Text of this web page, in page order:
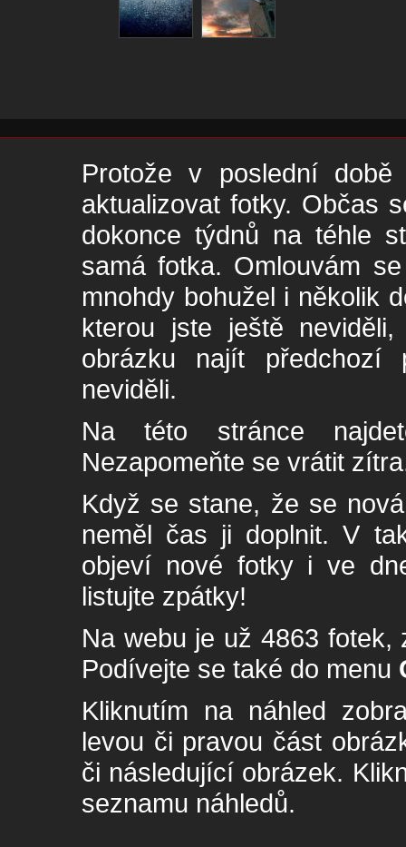
Protože v poslední
aktualizovat fotky. Občas
dokonce týdnů na téhle
samá fotka. Omlouvám
mnohdy bohužel i několik
kterou jste ještě
obrázku najít
neviděli.
Na této stránce
Nezapomeňte se vrátit
Když se stane, že se
neměl čas ji doplnit. V
objeví nové fotky i ve
listujte zpátky!
Na webu je už 4863
Podívejte se také do menu
Kliknutím na náhled
levou či pravou část
či následující obrázek.
seznamu náhledů.